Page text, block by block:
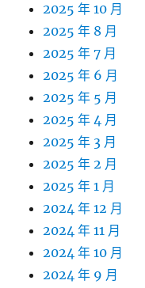
2025 年 10 月
2025 年 8 月
2025 年 7 月
2025 年 6 月
2025 年 5 月
2025 年 4 月
2025 年 3 月
2025 年 2 月
2025 年 1 月
2024 年 12 月
2024 年 11 月
2024 年 10 月
2024 年 9 月